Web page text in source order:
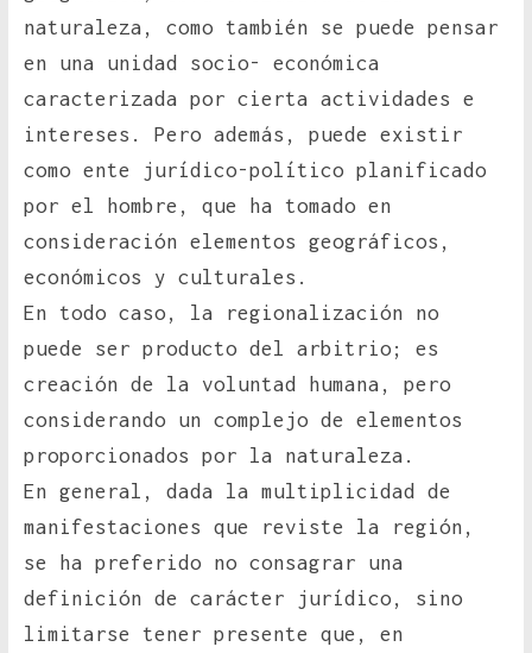
naturaleza, como también se puede pensar
en una unidad socio- económica
caracterizada por cierta actividades e
intereses. Pero además, puede existir
como ente jurídico-político planificado
por el hombre, que ha tomado en
consideración elementos geográficos,
económicos y culturales.
En todo caso, la regionalización no
puede ser producto del arbitrio; es
creación de la voluntad humana, pero
considerando un complejo de elementos
proporcionados por la naturaleza.
En general, dada la multiplicidad de
manifestaciones que reviste la región,
se ha preferido no consagrar una
definición de carácter jurídico, sino
limitarse tener presente que, en